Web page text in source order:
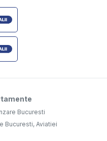
Bucuresti
Bucuresti, Aviatiei